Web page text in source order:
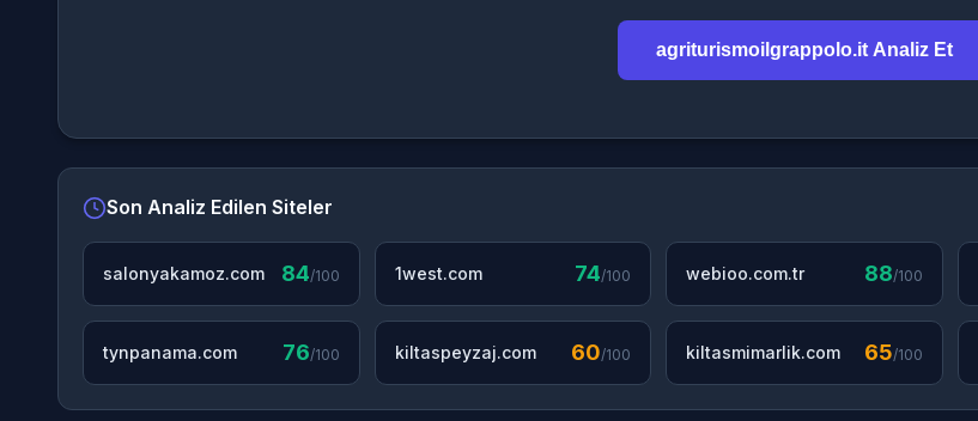
agriturismoilgrappolo.it Analiz Et
Son Analiz Edilen Siteler
salonyakamoz.com 84/100 1west.com 74/100 webioo.com.tr 88/100
tynpanama.com 76/100 kiltaspeyzaj.com 60/100 kiltasmimarlik.com 65/100